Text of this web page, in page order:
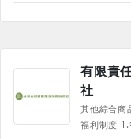
有限責
社
其他綜合商